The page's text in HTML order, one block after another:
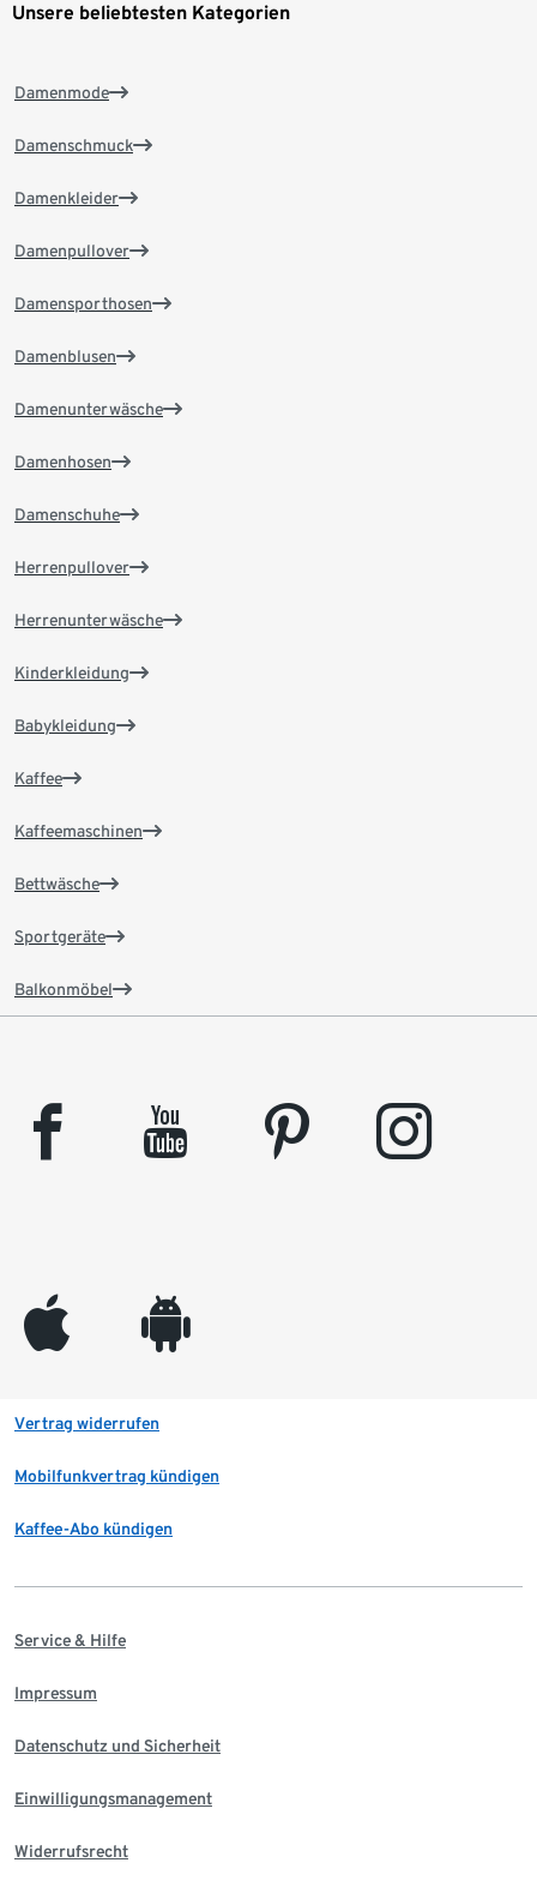
Unsere beliebtesten Kategorien
Damenmode
Damenschmuck
Damenkleider
Damenpullover
Damensporthosen
Damenblusen
Damenunterwäsche
Damenhosen
Damenschuhe
Herrenpullover
Herrenunterwäsche
Kinderkleidung
Babykleidung
Kaffee
Kaffeemaschinen
Bettwäsche
Sportgeräte
Balkonmöbel
facebook youtube pinterest instagram
appleinc android
Vertrag widerrufen
Mobilfunkvertrag kündigen
Kaffee-Abo kündigen
Service & Hilfe
Impressum
Datenschutz und Sicherheit
Einwilligungsmanagement
Widerrufsrecht